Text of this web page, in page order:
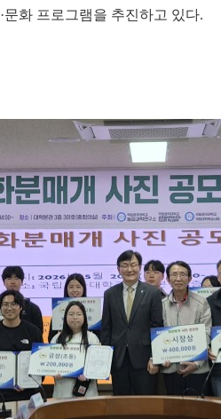
·문화 프로그램을 추진하고 있다.